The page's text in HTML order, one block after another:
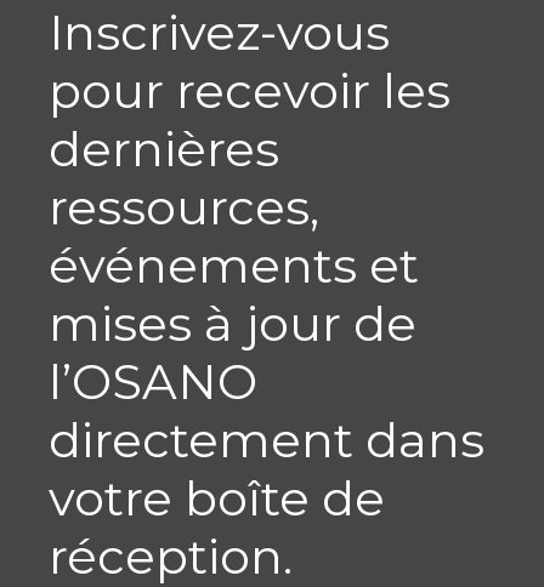
Inscrivez-vous
pour recevoir les
dernières
ressources,
événements et
mises à jour de
l’OSANO
directement dans
votre boîte de
réception.